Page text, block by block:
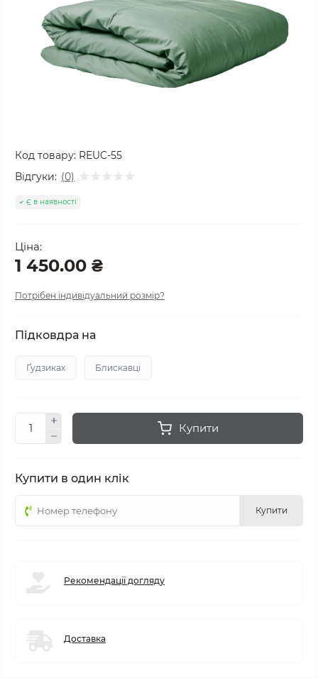
Код товару: REUC-55
Відгуки: (0)
Є в наявності
Ціна:
1 450.00 ₴
Потрібен індивідуальний розмір?
Підковдра на
Ґудзиках Блискавці
Купити
Купити в один клік
Купити
Рекомендації догляду
Доставка